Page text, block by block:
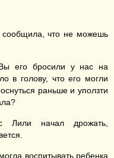
что не можешь
его бросили у нас на
в голову, что его могли
раньше и уползти
начал дрожать,
воспитывать ребенка